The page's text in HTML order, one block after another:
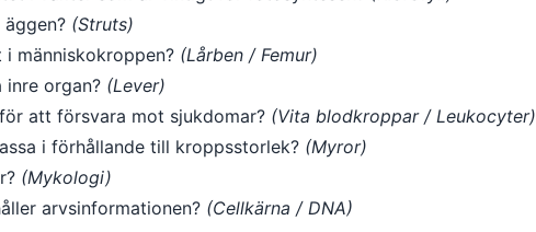
(Struts)
människokroppen? (Lårben / Femur)
inre organ? (Lever)
att försvara mot sjukdomar? (Vita blodkroppar / Leukocyter)
i förhållande till kroppsstorlek? (Myror)
(Mykologi)
arvsinformationen? (Cellkärna / DNA)